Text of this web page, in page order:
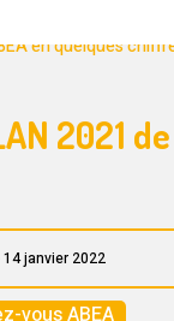
en quelques
2021
janvier 2022
vous ABEA